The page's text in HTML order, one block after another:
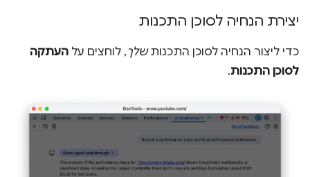
יצירת הנחיה לסוכן התכנות
כדי ליצור הנחיה לסוכן התכנותשלך , לוחצים על העתקה
לסוכן התכנות.